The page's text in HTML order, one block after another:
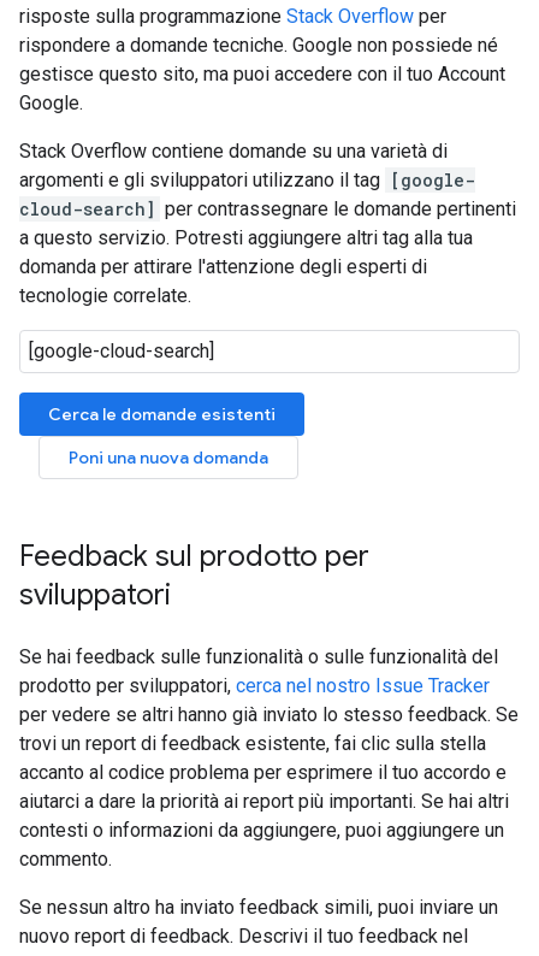
risposte sulla programmazione Stack Overflow per
rispondere a domande tecniche. Google non possiede né
gestisce questo sito, ma puoi accedere con il tuo Account
Google.
Stack Overflow contiene domande su una varietà di
argomenti e gli sviluppatori utilizzano il tag [google-
cloud-search] per contrassegnare le domande pertinenti
a questo servizio. Potresti aggiungere altri tag alla tua
domanda per attirare l'attenzione degli esperti di
tecnologie correlate.
Cerca le domande esistenti
Poni una nuova domanda
Feedback sul prodotto per
sviluppatori
Se hai feedback sulle funzionalità o sulle funzionalità del
prodotto per sviluppatori, cerca nel nostro Issue Tracker
per vedere se altri hanno già inviato lo stesso feedback. Se
trovi un report di feedback esistente, fai clic sulla stella
accanto al codice problema per esprimere il tuo accordo e
aiutarci a dare la priorità ai report più importanti. Se hai altri
contesti o informazioni da aggiungere, puoi aggiungere un
commento.
Se nessun altro ha inviato feedback simili, puoi inviare un
nuovo report di feedback. Descrivi il tuo feedback nel